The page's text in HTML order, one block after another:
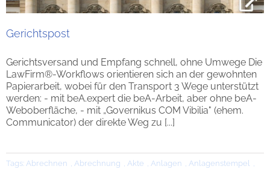
Gerichtspost
Gerichtsversand und Empfang schnell, ohne Umwege Die
LawFirm®-Workflows orientieren sich an der gewohnten
Papierarbeit, wobei für den Transport 3 Wege unterstützt
werden: - mit beA.expert die beA-Arbeit, aber ohne beA-
Weboberfläche, - mit „Governikus COM Vibilia" (ehem.
Communicator) der direkte Weg zu [...]
Tags: Abrechnen , Abrechnung , Akte , Anlagen , Anlagenstempel ,